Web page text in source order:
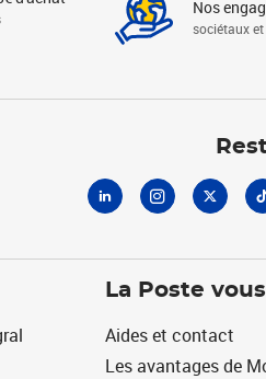
Nos
sociétaux
La Poste
Aides et contact
Les avantages de